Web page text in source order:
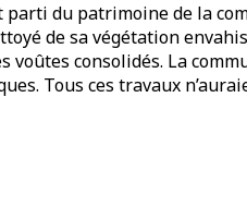
du patrimoine de la
de sa végétation
voûtes consolidés. La
Tous ces travaux